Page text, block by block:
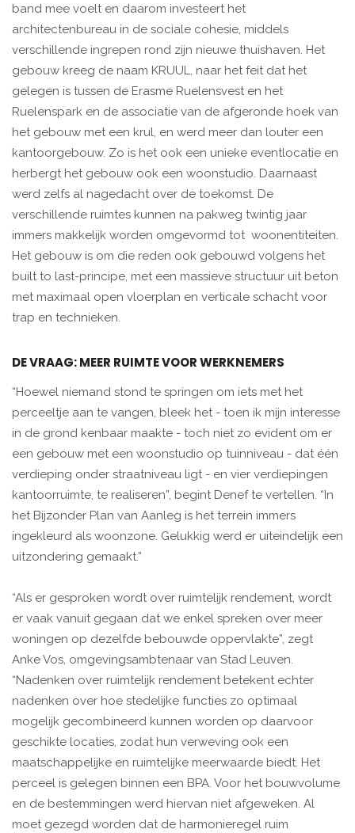
band mee voelt en daarom investeert het
architectenbureau in de sociale cohesie, middels
verschillende ingrepen rond zijn nieuwe thuishaven. Het
gebouw kreeg de naam KRUUL, naar het feit dat het
gelegen is tussen de Erasme Ruelensvest en het
Ruelenspark en de associatie van de afgeronde hoek van
het gebouw met een krul, en werd meer dan louter een
kantoorgebouw. Zo is het ook een unieke eventlocatie en
herbergt het gebouw ook een woonstudio. Daarnaast
werd zelfs al nagedacht over de toekomst. De
verschillende ruimtes kunnen na pakweg twintig jaar
immers makkelijk worden omgevormd tot woonentiteiten.
Het gebouw is om die reden ook gebouwd volgens het
built to last-principe, met een massieve structuur uit beton
met maximaal open vloerplan en verticale schacht voor
trap en technieken.
DE VRAAG: MEER RUIMTE VOOR WERKNEMERS
“Hoewel niemand stond te springen om iets met het
perceeltje aan te vangen, bleek het - toen ik mijn interesse
in de grond kenbaar maakte - toch niet zo evident om er
een gebouw met een woonstudio op tuinniveau - dat één
verdieping onder straatniveau ligt - en vier verdiepingen
kantoorruimte, te realiseren”, begint Denef te vertellen. “In
het Bijzonder Plan van Aanleg is het terrein immers
ingekleurd als woonzone. Gelukkig werd er uiteindelijk een
uitzondering gemaakt.”
“Als er gesproken wordt over ruimtelijk rendement, wordt
er vaak vanuit gegaan dat we enkel spreken over meer
woningen op dezelfde bebouwde oppervlakte”, zegt
Anke Vos, omgevingsambtenaar van Stad Leuven.
“Nadenken over ruimtelijk rendement betekent echter
nadenken over hoe stedelijke functies zo optimaal
mogelijk gecombineerd kunnen worden op daarvoor
geschikte locaties, zodat hun verweving ook een
maatschappelijke en ruimtelijke meerwaarde biedt. Het
perceel is gelegen binnen een BPA. Voor het bouwvolume
en de bestemmingen werd hiervan niet afgeweken. Al
moet gezegd worden dat de harmonieregel ruim